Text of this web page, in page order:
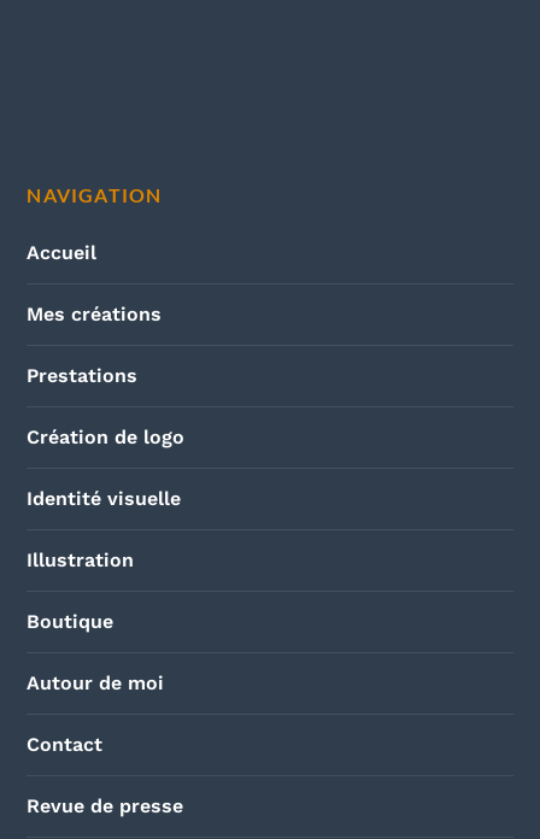
NAVIGATION
Accueil
Mes créations
Prestations
Création de logo
Identité visuelle
Illustration
Boutique
Autour de moi
Contact
Revue de presse